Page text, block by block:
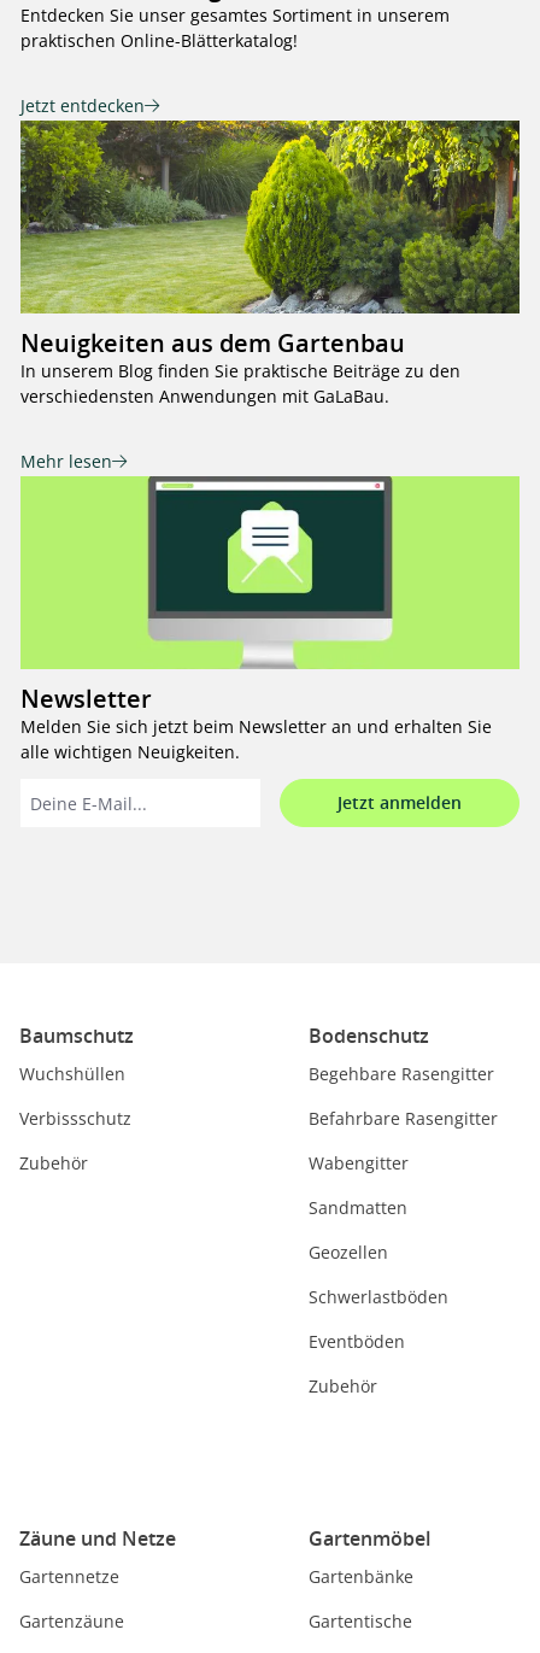
Entdecken Sie unser gesamtes Sortiment in unserem
praktischen Online-Blätterkatalog!
Jetzt entdecken
Neuigkeiten aus dem Gartenbau
In unserem Blog finden Sie praktische Beiträge zu den
verschiedensten Anwendungen mit GaLaBau.
Mehr lesen
Newsletter
Melden Sie sich jetzt beim Newsletter an und erhalten Sie
alle wichtigen Neuigkeiten.
Jetzt anmelden
Baumschutz
Wuchshüllen
Verbissschutz
Zubehör
Bodenschutz
Begehbare Rasengitter
Befahrbare Rasengitter
Wabengitter
Sandmatten
Geozellen
Schwerlastböden
Eventböden
Zubehör
Zäune und Netze
Gartennetze
Gartenzäune
Gartenmöbel
Gartenbänke
Gartentische